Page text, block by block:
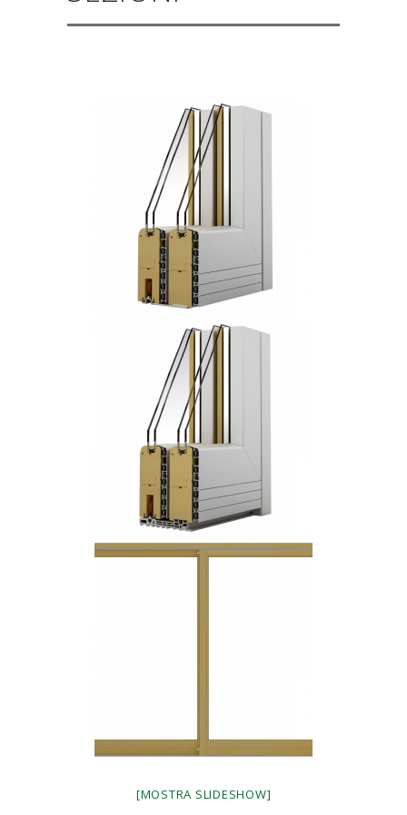
[MOSTRA SLIDESHOW]